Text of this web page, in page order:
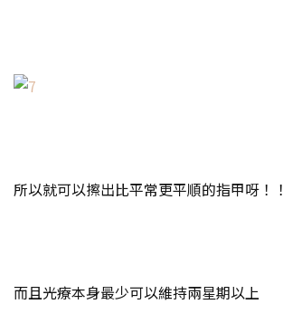
所以就可以擦出比平常更平順的指甲呀！！
而且光療本身最少可以維持兩星期以上